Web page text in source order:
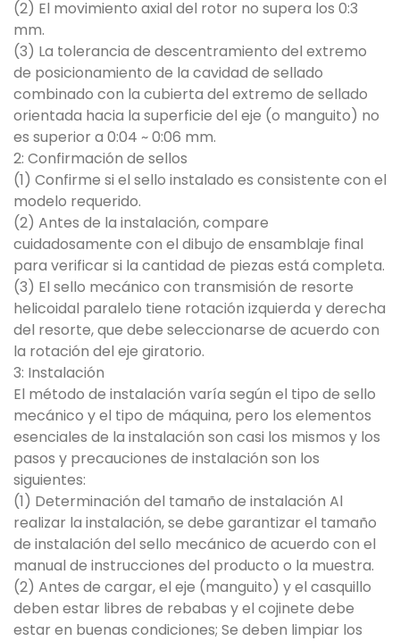
(2) El movimiento axial del rotor no supera los 0:3
mm.
(3) La tolerancia de descentramiento del extremo
de posicionamiento de la cavidad de sellado
combinado con la cubierta del extremo de sellado
orientada hacia la superficie del eje (o manguito) no
es superior a 0:04 ~ 0:06 mm.
2: Confirmación de sellos
(1) Confirme si el sello instalado es consistente con el
modelo requerido.
(2) Antes de la instalación, compare
cuidadosamente con el dibujo de ensamblaje final
para verificar si la cantidad de piezas está completa.
(3) El sello mecánico con transmisión de resorte
helicoidal paralelo tiene rotación izquierda y derecha
del resorte, que debe seleccionarse de acuerdo con
la rotación del eje giratorio.
3: Instalación
El método de instalación varía según el tipo de sello
mecánico y el tipo de máquina, pero los elementos
esenciales de la instalación son casi los mismos y los
pasos y precauciones de instalación son los
siguientes:
(1) Determinación del tamaño de instalación Al
realizar la instalación, se debe garantizar el tamaño
de instalación del sello mecánico de acuerdo con el
manual de instrucciones del producto o la muestra.
(2) Antes de cargar, el eje (manguito) y el casquillo
deben estar libres de rebabas y el cojinete debe
estar en buenas condiciones; Se deben limpiar los